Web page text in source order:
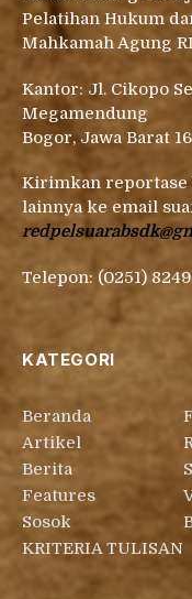
Pelatihan Hukum
Mahkamah Agung RI
Kantor: Jl. Cikopo
Megamendung
Bogor, Jawa Barat
Kirimkan reportase
lainnya ke email
Telepon: (0251)
KATEGORI
Beranda
Artikel
Berita
Features
Sosok
KRITERIA TULISAN